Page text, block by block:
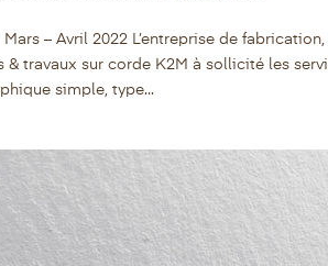
– Avril 2022 L’entreprise de
& travaux sur corde K2M à sollicité les
simple, type...